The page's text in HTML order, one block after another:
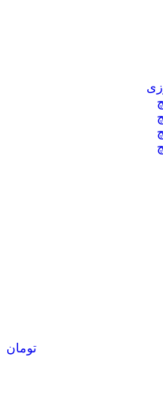
تومان